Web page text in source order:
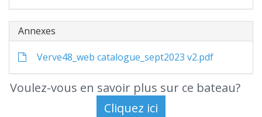
Annexes
Verve48_web catalogue_sept2023 v2.pdf
Voulez-vous en savoir plus sur ce bateau?